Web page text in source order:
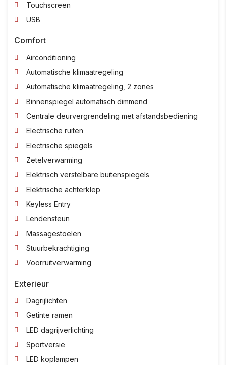
Touchscreen
USB
Comfort
Airconditioning
Automatische klimaatregeling
Automatische klimaatregeling, 2 zones
Binnenspiegel automatisch dimmend
Centrale deurvergrendeling met afstandsbediening
Electrische ruiten
Electrische spiegels
Zetelverwarming
Elektrisch verstelbare buitenspiegels
Elektrische achterklep
Keyless Entry
Lendensteun
Massagestoelen
Stuurbekrachtiging
Voorruitverwarming
Exterieur
Dagrijlichten
Getinte ramen
LED dagrijverlichting
Sportversie
LED koplampen